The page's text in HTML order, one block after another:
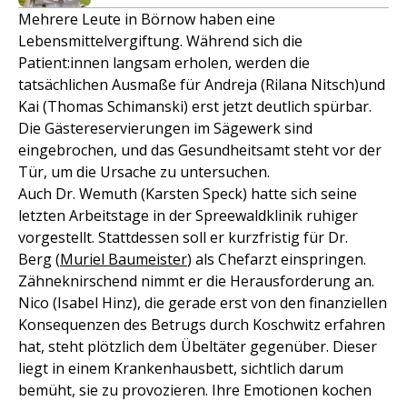
Mehrere Leute in Börnow haben eine
Lebensmittelvergiftung. Während sich die
Patient:innen langsam erholen, werden die
tatsächlichen Ausmaße für Andreja (Rilana Nitsch)und
Kai (Thomas Schimanski) erst jetzt deutlich spürbar.
Die Gästereservierungen im Sägewerk sind
eingebrochen, und das Gesundheitsamt steht vor der
Tür, um die Ursache zu untersuchen.
Auch Dr. Wemuth (Karsten Speck) hatte sich seine
letzten Arbeitstage in der Spreewaldklinik ruhiger
vorgestellt. Stattdessen soll er kurzfristig für Dr.
Berg (Muriel Baumeister) als Chefarzt einspringen.
Zähneknirschend nimmt er die Herausforderung an.
Nico (Isabel Hinz), die gerade erst von den finanziellen
Konsequenzen des Betrugs durch Koschwitz erfahren
hat, steht plötzlich dem Übeltäter gegenüber. Dieser
liegt in einem Krankenhausbett, sichtlich darum
bemüht, sie zu provozieren. Ihre Emotionen kochen